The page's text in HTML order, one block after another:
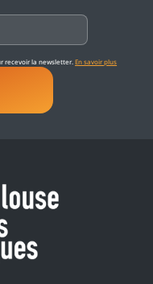
recevoir la newsletter.En savoir plus